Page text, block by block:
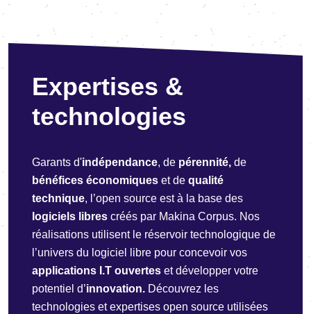
Expertises &
technologies
Garants d'indépendance, de pérennité, de
bénéfices économiques et de qualité
technique, l’open source est à la base des
logiciels libres créés par Makina Corpus. Nos
réalisations utilisent le réservoir technologique de
l’univers du logiciel libre pour concevoir vos
applications I.T ouvertes et développer votre
potentiel d’innovation. Découvrez les
technologies et expertises open source utilisées